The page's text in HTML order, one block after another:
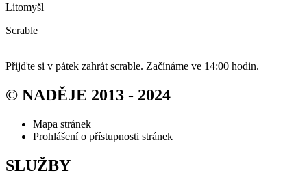
Litomyšl
Scrable
Přijďte si v pátek zahrát scrable. Začínáme ve 14:00 hodin.
© NADĚJE 2013 - 2024
Mapa stránek
Prohlášení o přístupnosti stránek
SLUŽBY